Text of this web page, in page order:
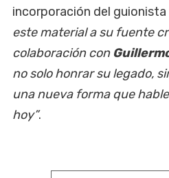
incorporación del guionista
este material a su fuente
colaboración con
no solo honrar su legado,
una nueva forma que
hoy”.